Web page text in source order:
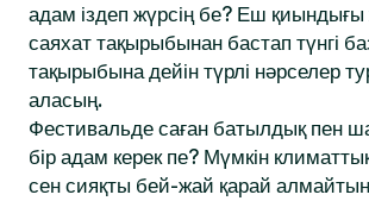
адам іздеп жүрсің бе? Еш
саяхат тақырыбынан бастап түнгі
тақырыбына дейін түрлі нәрселер
аласың.
Фестивальде саған батылдық пен
бір адам керек пе? Мүмкін
сен сияқты бей-жай қарай